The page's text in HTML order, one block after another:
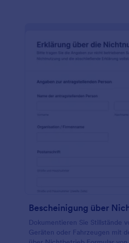
Dokumentieren Sie Stillstände
Geräten oder Fahrzeugen mit